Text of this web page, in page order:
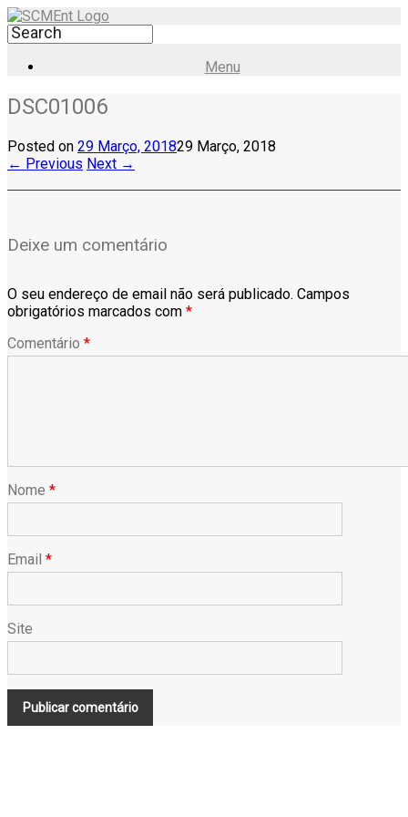
Menu
DSC01006
Posted on 29 Março, 201829 Março, 2018
← Previous Next →
Deixe um comentário
O seu endereço de email não será publicado. Campos
obrigatórios marcados com *
Comentário *
Nome *
Email *
Site